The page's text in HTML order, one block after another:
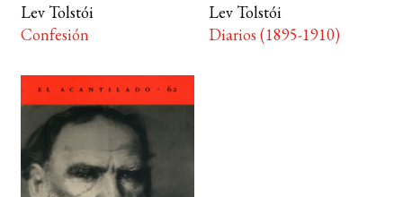
Lev Tolstói
Confesión
Lev Tolstói
Diarios (1895-1910)